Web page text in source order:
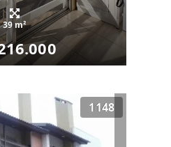
39 m²
1148